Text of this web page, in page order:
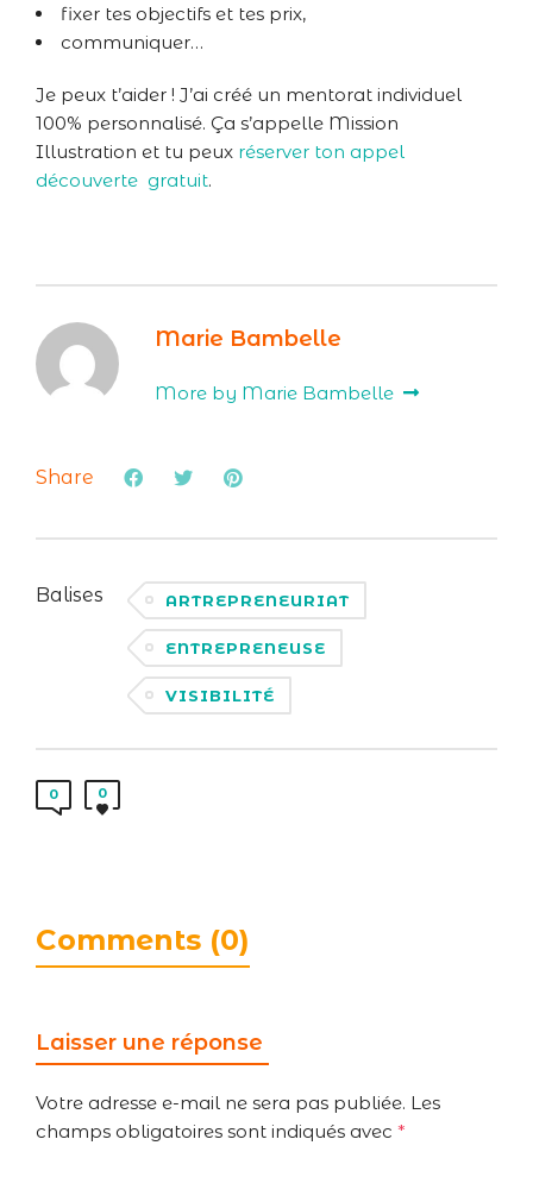
fixer tes objectifs et tes prix,
communiquer…
Je peux t’aider ! J’ai créé un mentorat individuel
100% personnalisé. Ça s’appelle Mission
Illustration et tu peux réserver ton appel
découverte gratuit.
Marie Bambelle
More by Marie Bambelle
Share
Balises ARTREPRENEURIAT
ENTREPRENEUSE
VISIBILITÉ
0 0
Comments (0)
Laisser une réponse
Votre adresse e-mail ne sera pas publiée. Les
champs obligatoires sont indiqués avec *